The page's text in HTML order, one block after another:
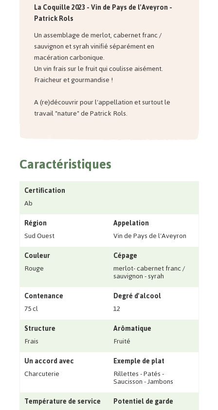
La Coquille 2023 -Vin de Pays de l'Aveyron -
Patrick Rols
Un assemblage de merlot, cabernet franc /
sauvignon et syrah vinifié séparément en
macération carbonique.
Un vin frais sur le fruit qui coulisse aisément.
Fraicheur et gourmandise !
A (re)découvrir pour l'appellation et surtout le
travail "nature" de Patrick Rols.
Caractéristiques
Certification
Ab
Région
Sud Ouest
Appelation
Vin de Pays de l'Aveyron
Couleur
Rouge
Cépage
merlot- cabernet franc /
sauvignon - syrah
Contenance
75 cl
Degré d'alcool
12
Structure
Frais
Arômatique
Fruité
Un accord avec
Charcuterie
Exemple de plat
Rillettes - Patés -
Saucisson - Jambons
Température de service
Potentiel de garde